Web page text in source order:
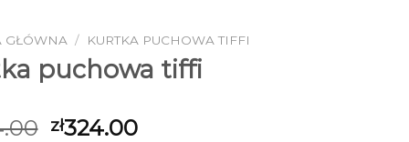
GŁÓWNA / KURTKA PUCHOWA TIFFI
puchowa tiffi
zł324.00